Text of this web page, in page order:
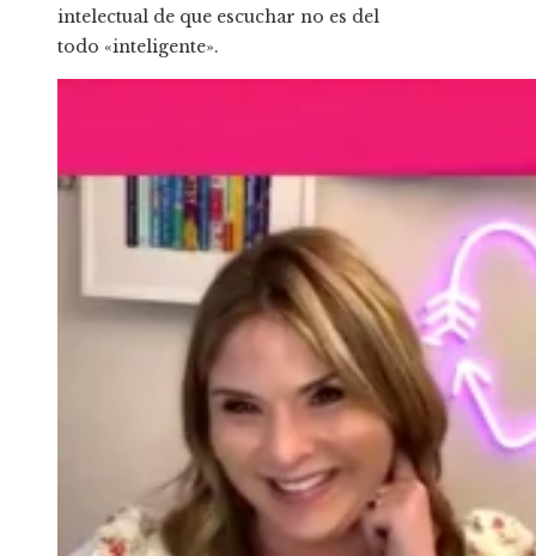
intelectual de que escuchar no es del
todo «inteligente».